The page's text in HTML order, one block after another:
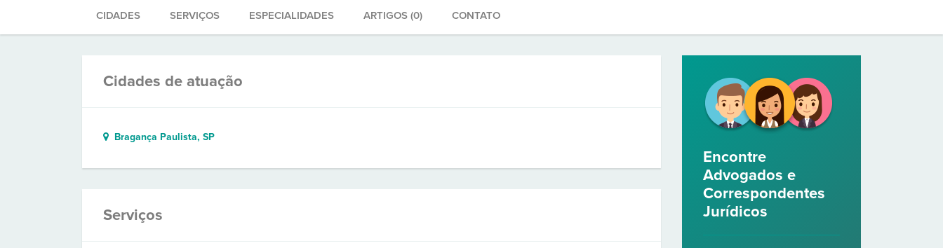
CIDADES SERVIÇOS ESPECIALIDADES ARTIGOS (0) CONTATO
Cidades de atuação
Bragança Paulista, SP
Serviços
Encontre
Advogados e
Correspondentes
Jurídicos